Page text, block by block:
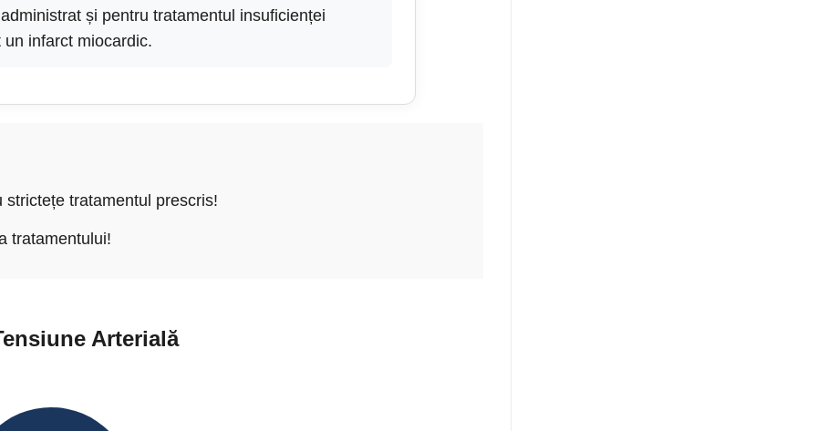
și pentru tratamentul insuficienței
infarct miocardic.
tratamentul prescris!
tratamentului!
Arterială